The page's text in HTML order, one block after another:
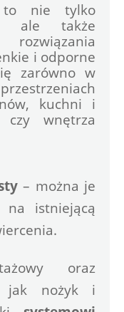
to nie tylko
ale także
i odporne
zarówno w
kuchni i
wnętrza
– można je
na istniejącą
oraz
jak nożyk i